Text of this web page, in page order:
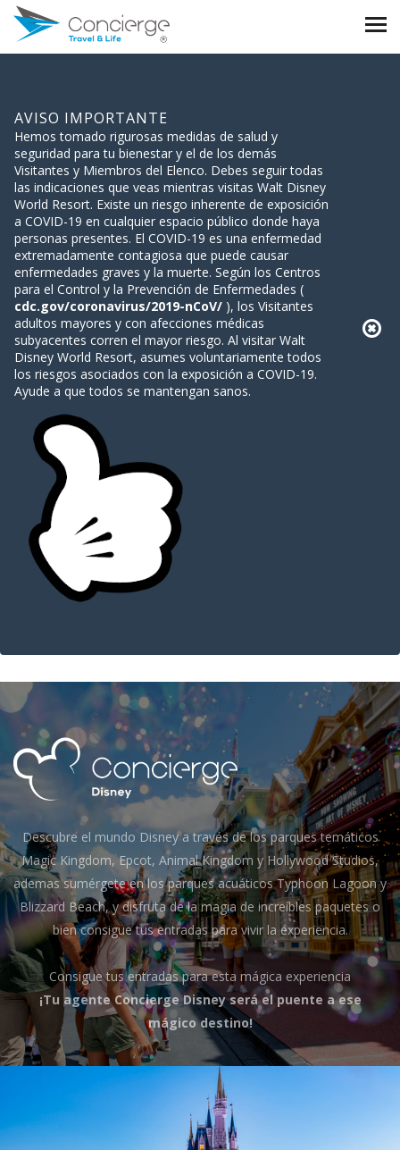
AVISO IMPORTANTE
Hemos tomado rigurosas medidas de salud y
seguridad para tu bienestar y el de los demás
Visitantes y Miembros del Elenco. Debes seguir todas
las indicaciones que veas mientras visitas Walt Disney
World Resort. Existe un riesgo inherente de exposición
a COVID-19 en cualquier espacio público donde haya
personas presentes. El COVID-19 es una enfermedad
extremadamente contagiosa que puede causar
enfermedades graves y la muerte. Según los Centros
para el Control y la Prevención de Enfermedades (
cdc.gov/coronavirus/2019-nCoV/ ), los Visitantes
adultos mayores y con afecciones médicas
subyacentes corren el mayor riesgo. Al visitar Walt
Disney World Resort, asumes voluntariamente todos
los riesgos asociados con la exposición a COVID-19.
Ayude a que todos se mantengan sanos.
Descubre el mundo Disney a través de los parques temáticos
Magic Kingdom, Epcot, Animal Kingdom y Hollywood Studios,
ademas sumérgete en los parques acuáticos Typhoon Lagoon y
Blizzard Beach, y disfruta de la magia de increíbles paquetes o
bien consigue tus entradas para vivir la experiencia.
Consigue tus entradas para esta mágica experiencia
¡Tu agente Concierge Disney será el puente a ese
mágico destino!